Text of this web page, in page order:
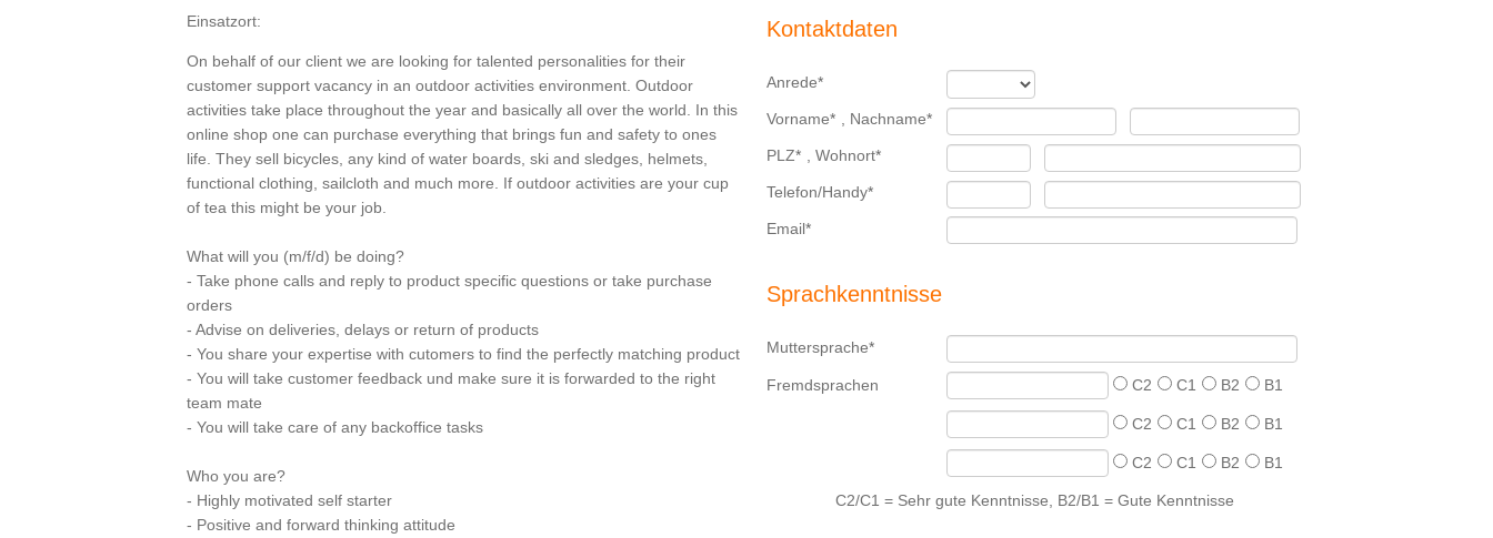
Einsatzort:
On behalf of our client we are looking for talented personalities for their
customer support vacancy in an outdoor activities environment. Outdoor
activities take place throughout the year and basically all over the world. In this
online shop one can purchase everything that brings fun and safety to ones
life. They sell bicycles, any kind of water boards, ski and sledges, helmets,
functional clothing, sailcloth and much more. If outdoor activities are your cup
of tea this might be your job.
What will you (m/f/d) be doing?
- Take phone calls and reply to product specific questions or take purchase
orders
- Advise on deliveries, delays or return of products
- You share your expertise with cutomers to find the perfectly matching product
- You will take customer feedback und make sure it is forwarded to the right
team mate
- You will take care of any backoffice tasks
Who you are?
- Highly motivated self starter
- Positive and forward thinking attitude
Kontaktdaten
Anrede*
Vorname* Nachname*
PLZ* Wohnort*
Telefon/Handy*
Email*
Sprachkenntnisse
Muttersprache*
Fremdsprachen C2 C1 B2 B1
C2 C1 B2 B1
C2 C1 B2 B1
C2/C1 = Sehr gute Kenntnisse, B2/B1 = Gute Kenntnisse